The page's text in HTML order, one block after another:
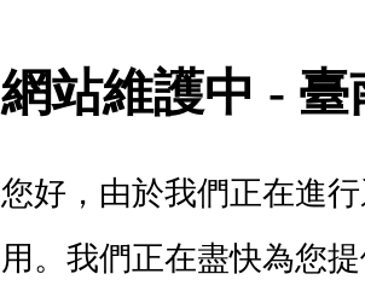
網站維護中 -
您好，由於我們正在進
用。我們正在盡快為您